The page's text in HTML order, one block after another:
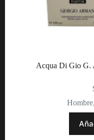
Acqua Di Gio G.
Hombre,